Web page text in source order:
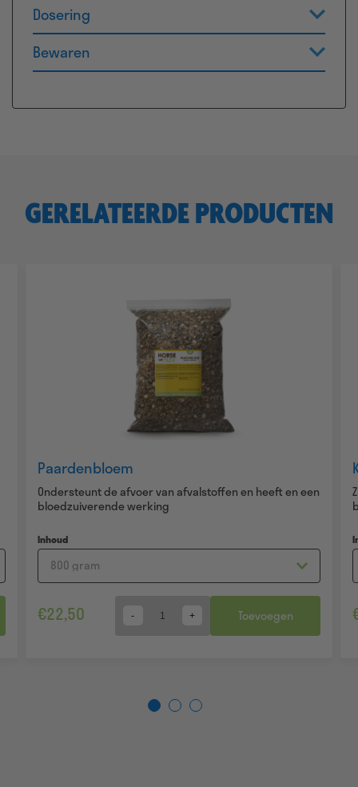
Dosering
Bewaren
GERELATEERDE PRODUCTEN
Paardenbloem
Ondersteunt de afvoer van afvalstoffen en heeft en een
bloedzuiverende werking
Inhoud
€22,50 Quantity Toevoegen